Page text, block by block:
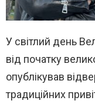
У світлий день
від початку
опублікував
традиційних